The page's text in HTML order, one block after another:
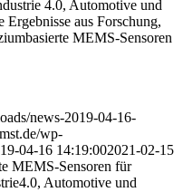
4.0, Automotive und
aus Forschung,
MEMS-Sensoren
news-2019-04-16-
wp-
04-16 14:19:002021-02-15
MEMS-Sensoren für
Automotive und